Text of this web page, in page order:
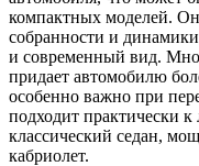
компактных моделей.
собранности и
и современный вид.
придает автомобилю
особенно важно при
подходит практически
классический седан,
кабриолет.